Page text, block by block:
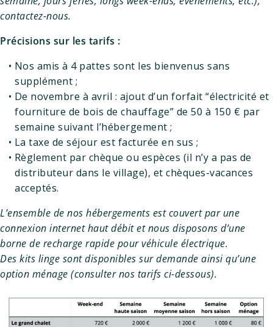
contactez-nous.
Précisions sur les tarifs :
Nos amis à 4 pattes sont les bienvenus sans
supplément ;
De novembre à avril : ajout d’un forfait “électricité et
fourniture de bois de chauffage” de 50 à 150 € par
semaine suivant l’hébergement ;
La taxe de séjour est facturée en sus ;
Règlement par chèque ou espèces (il n’y a pas de
distributeur dans le village), et chèques-vacances
acceptés.
L’ensemble de nos hébergements est couvert par une
connexion internet haut débit et nous disposons d’une
borne de recharge rapide pour véhicule électrique.
Des kits linge sont disponibles sur demande ainsi qu’une
option ménage (consulter nos tarifs ci-dessous).